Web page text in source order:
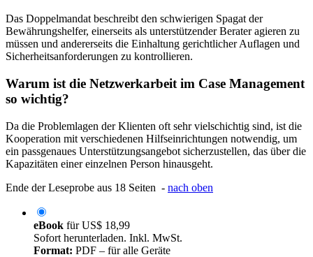
Das Doppelmandat beschreibt den schwierigen Spagat der
Bewährungshelfer, einerseits als unterstützender Berater agieren zu
müssen und andererseits die Einhaltung gerichtlicher Auflagen und
Sicherheitsanforderungen zu kontrollieren.
Warum ist die Netzwerkarbeit im Case Management
so wichtig?
Da die Problemlagen der Klienten oft sehr vielschichtig sind, ist die
Kooperation mit verschiedenen Hilfseinrichtungen notwendig, um
ein passgenaues Unterstützungsangebot sicherzustellen, das über die
Kapazitäten einer einzelnen Person hinausgeht.
Ende der Leseprobe aus 18 Seiten - nach oben
eBook fürUS$ 18,99
Sofort herunterladen. Inkl. MwSt.
Format: PDF – für alle Geräte